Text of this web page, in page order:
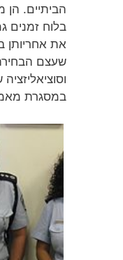
הביתיים. הן
בלוח זמנים
את אחריותן
שעצם הבחירה
במסגרת